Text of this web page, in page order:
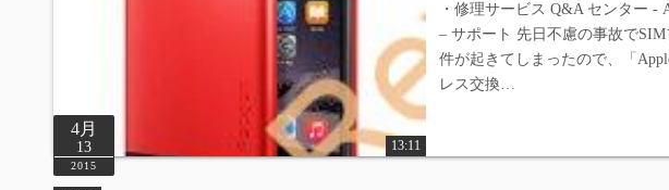
4月
13
2015
13:11
・修理サービス Q&A センター -
– サポート 先日不慮の事故で
件が起きてしまったので、「
レス交換…